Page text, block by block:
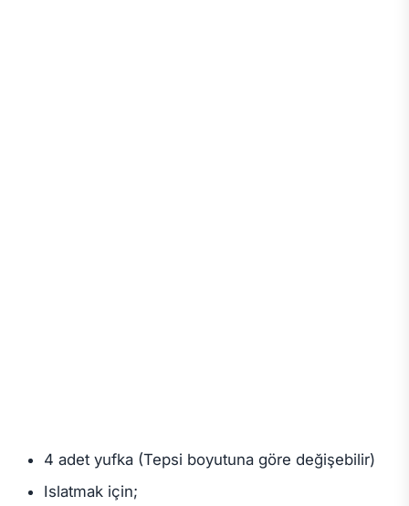
4 adet yufka (Tepsi boyutuna göre değişebilir)
Islatmak için;